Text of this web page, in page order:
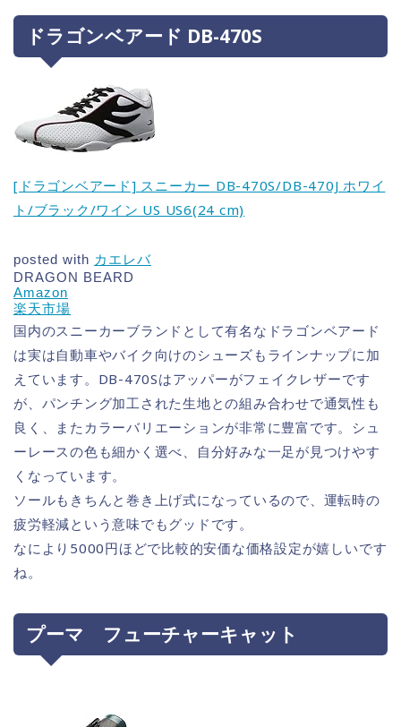
ドラゴンベアード DB-470S
[ドラゴンベアード] スニーカー DB-470S/DB-470J ホワイ
ト/ブラック/ワイン US US6(24 cm)
posted with カエレバ
DRAGON BEARD
Amazon
楽天市場
国内のスニーカーブランドとして有名なドラゴンベアード
は実は自動車やバイク向けのシューズもラインナップに加
えています。DB-470Sはアッパーがフェイクレザーです
が、パンチング加工された生地との組み合わせで通気性も
良く、またカラーバリエーションが非常に豊富です。シュ
ーレースの色も細かく選べ、自分好みな一足が見つけやす
くなっています。
ソールもきちんと巻き上げ式になっているので、運転時の
疲労軽減という意味でもグッドです。
なにより5000円ほどで比較的安価な価格設定が嬉しいです
ね。
プーマ フューチャーキャット